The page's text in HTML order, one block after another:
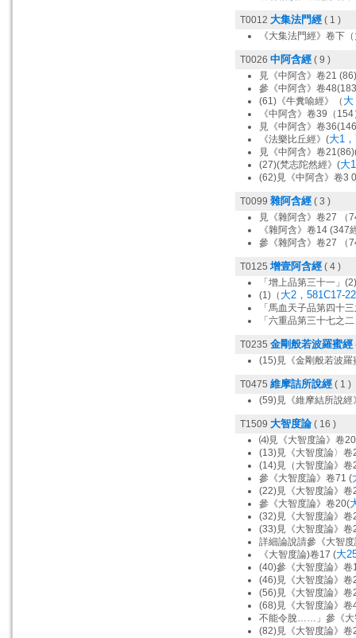
T0012 大集法門經 ( 1 )
《大集法門經》卷下（
T0026 中阿含經 ( 9 )
見《中阿含》卷21
參《中阿含》卷
(61)《牛糞喻經》（ 大
《中阿含》卷39（
見《中阿含》卷
《法樂比丘經》(大1
見《中阿含》卷
(27)(梵志陀然經》(大
(62)見《中阿含》卷3
T0099 雜阿含經 ( 3 )
見《雜阿含》卷27 （
《雜阿含》卷14 (347
參《雜阿含》卷27 （
T0125 增壹阿含經 ( 4 )
「增上品第三十一」
(1)（ 大2，581C17-22
「馬血天子品第四十
「六重品第三十七之
T0235 金剛般若波羅蜜經
(15)見《金剛般若波羅
T0475 維摩詰所說經 ( 1 )
(59)見《維摩結所說經
T1509 大智度論 ( 16 )
⑷見《大智度論》卷
(13)見《大智度論〉卷
(14)見（大智度論》卷
參《大智度論》卷71 (
(22)見《大智度論》卷
參《大智度論》卷20(
(32)見《大智度論》卷
(33)見《大智度論》卷
詳細論說請參《大智
《大智度論)卷17 (大
(40)參《大智度論》卷
(46)見《大智度論》卷
(56)見《大智度論》卷
(68)見《大智度論》卷
不能令脫……」參《大
(82)見《大智度論》卷